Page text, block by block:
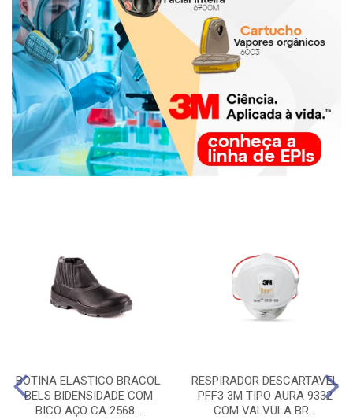
BOTINA ELASTICO BRACOL
BELS BIDENSIDADE COM
BICO AÇO CA 2568...
RESPIRADOR DESCARTAVEL
PFF3 3M TIPO AURA 9332
COM VALVULA BR...